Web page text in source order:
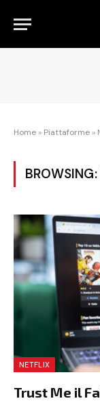
Home » Piattaforme »
BROWSING:
NETFLIX
Trust Me il